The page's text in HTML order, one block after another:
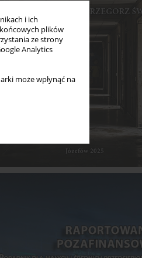
i ich
plików
ze strony
Analytics
może wpłynąć na